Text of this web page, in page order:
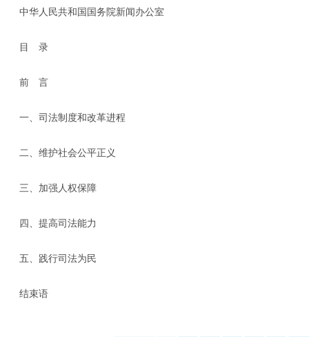
中华人民共和国国务院新闻办公室
目 录
前 言
一、司法制度和改革进程
二、维护社会公平正义
三、加强人权保障
四、提高司法能力
五、践行司法为民
结束语